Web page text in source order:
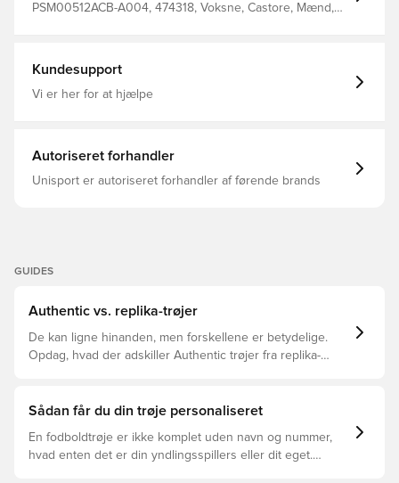
PSM00512ACB-A004, 474318, Voksne, Castore, Mænd,
Kundesupport
Vi er her for at hjælpe
Autoriseret forhandler
Unisport er autoriseret forhandler af førende brands
GUIDES
Authentic vs. replika-trøjer
De kan ligne hinanden, men forskellene er betydelige.
Opdag, hvad der adskiller Authentic trøjer fra replika-
Sådan får du din trøje personaliseret
En fodboldtrøje er ikke komplet uden navn og nummer,
hvad enten det er din yndlingsspillers eller dit eget.